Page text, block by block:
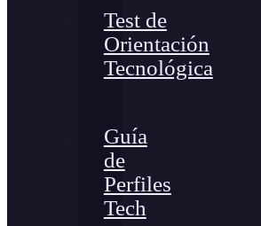
Test de
Orientación
Tecnológica
Guía
de
Perfiles
Tech